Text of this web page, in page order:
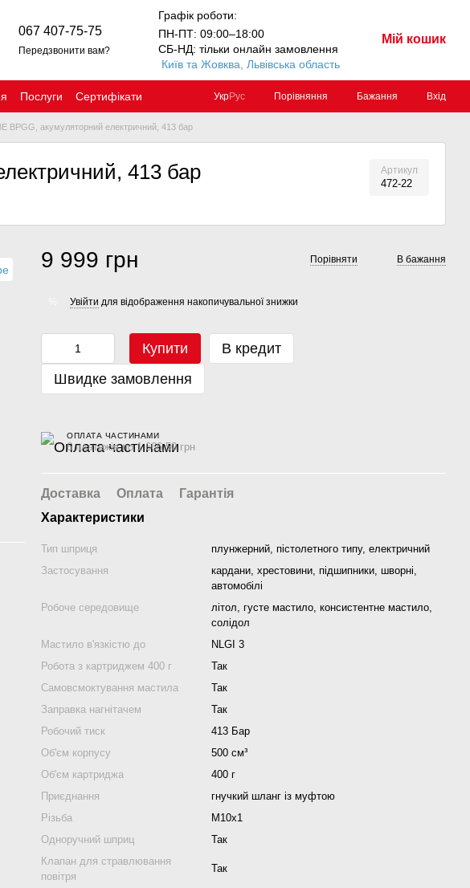
067 407-75-75
Передзвонити вам?
Графік роботи:
ПН-ПТ: 09:00–18:00
СБ-НД: тільки онлайн замовлення
Київ та Жовква, Львівська область
Мій кошик
Послуги
Сертифікати
УкрРус Порівняння Бажання Вхід
BPGG, акумуляторний електричний, 413 бар
413 бар Артикул
472-22
9 999 грн Порівняти В бажання
Увійти для відображення накопичувальної знижки
Купити
В кредит
Швидке замовлення
ОПЛАТА ЧАСТИНАМИ
6 платежів по 1 666.50 грн
Доставка Оплата
Гарантія
Характеристики
Тип шприця
плунжерний, пістолетного типу, електричний
Застосування
кардани, хрестовини, підшипники, шворні,
автомобілі
Робоче середовище
літол, густе мастило, консистентне мастило,
солідол
Мастило в'язкістю до
NLGI 3
Робота з картриджем 400 г
Так
Самовсмоктування мастила
Так
Заправка нагнітачем
Так
Робочий тиск
413 Бар
Об'єм корпусу
500 см³
Об'єм картриджа
400 г
Приєднання
гнучкий шланг із муфтою
Різьба
М10х1
Одноручний шприц
Так
Клапан для стравлювання
повітря
Так